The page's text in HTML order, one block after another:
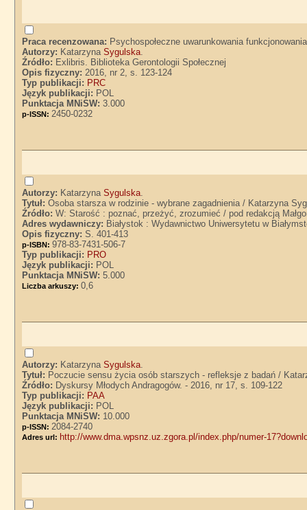
Praca recenzowana: Psychospołeczne uwarunkowania
Autorzy: KatarzynaSygulska.
Źródło: Exlibris. Biblioteka Gerontologii Społecznej
Opis fizyczny:2016, nr 2, s. 123-124
Typ publikacji: PRC
Język publikacji: POL
Punktacja MNiSW:3.000
p-ISSN: 2450-0232
Autorzy: KatarzynaSygulska.
Tytuł:Osoba starsza w rodzinie - wybrane zagadnienia / Katarzyna
Źródło:W: Starość : poznać, przeżyć, zrozumieć / pod redakcją
Adres wydawniczy: Białystok : Wydawnictwo Uniwersytetu w
Opis fizyczny:S. 401-413
p-ISBN:978-83-7431-506-7
Typ publikacji: PRO
Język publikacji: POL
Punktacja MNiSW:5.000
Liczba arkuszy:0,6
Autorzy: KatarzynaSygulska.
Tytuł: Poczucie sensu życia osób starszych - refleksje z badań /
Źródło: Dyskursy Młodych Andragogów. - 2016, nr 17, s. 109-122
Typ publikacji: PAA
Język publikacji: POL
Punktacja MNiSW: 10.000
p-ISSN: 2084-2740
Adres url: http://www.dma.wpsnz.uz.zgora.pl/index.php/numer-